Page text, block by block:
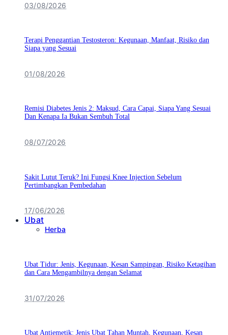
03/08/2026
Terapi Penggantian Testosteron: Kegunaan, Manfaat, Risiko dan
Siapa yang Sesuai
01/08/2026
Remisi Diabetes Jenis 2: Maksud, Cara Capai, Siapa Yang Sesuai
Dan Kenapa Ia Bukan Sembuh Total
08/07/2026
Sakit Lutut Teruk? Ini Fungsi Knee Injection Sebelum
Pertimbangkan Pembedahan
17/06/2026
Ubat
Herba
Ubat Tidur: Jenis, Kegunaan, Kesan Sampingan, Risiko Ketagihan
dan Cara Mengambilnya dengan Selamat
31/07/2026
Ubat Antiemetik: Jenis Ubat Tahan Muntah, Kegunaan, Kesan